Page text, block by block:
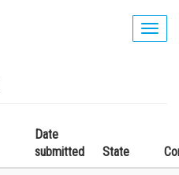
Date
submitted
State